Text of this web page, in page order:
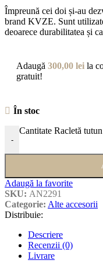
Împreună cei doi și-au
brand KVZE. Sunt
deoarece durabilitatea și
Adaugă 300,00 lei la
gratuit!
În stoc
-
Cantitate Racletă
Adaugă la favorite
SKU: AN2291
Categorie: Alte accesorii
Distribuie:
Descriere
Recenzii (0)
Livrare